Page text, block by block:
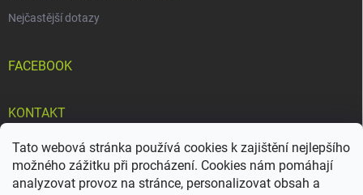
Tato webová stránka používá cookies k zajištění nejlepšího
možného zážitku při procházení. Cookies nám pomáhají
analyzovat provoz na stránce, personalizovat obsah a
Nejčastější dotazy
FACEBOOK
KONTAKT
info@doteky-bylin.cz
+420 777 561 552